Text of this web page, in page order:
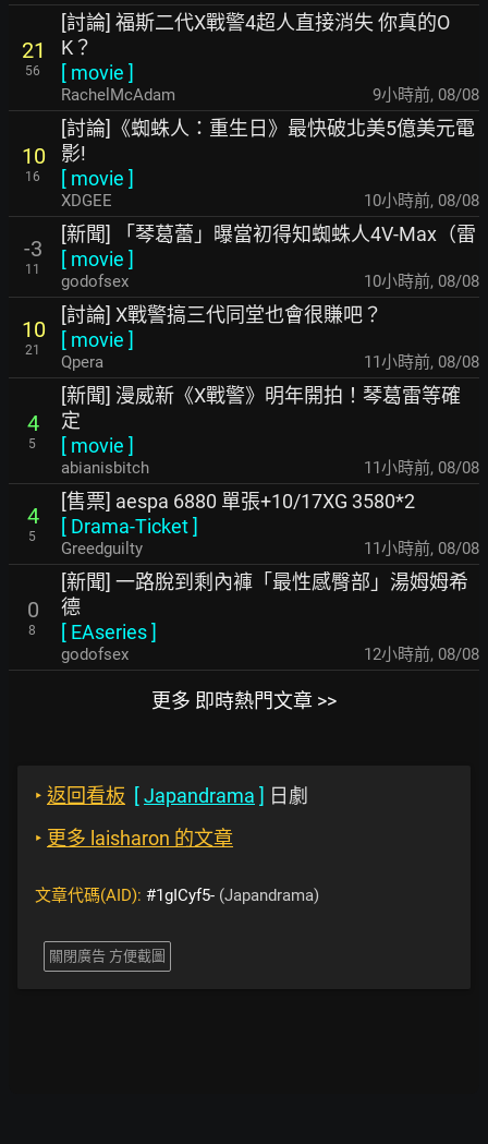
21
56
[討論] 福斯二代X戰警4超人直接消失 你真的O
K？
[ movie ]
RachelMcAdam 9小時前, 08/08
10
16
[討論]《蜘蛛人：重生日》最快破北美5億美元電
影!
[ movie ]
XDGEE 10小時前, 08/08
-3
11
[新聞] 「琴葛蕾」曝當初得知蜘蛛人4V-Max（雷
[ movie ]
godofsex 10小時前, 08/08
10
21
[討論] X戰警搞三代同堂也會很賺吧？
[ movie ]
Qpera 11小時前, 08/08
4
5
[新聞] 漫威新《X戰警》明年開拍！琴葛雷等確
定
[ movie ]
abianisbitch 11小時前, 08/08
4
5
[售票] aespa 6880 單張+10/17XG 3580*2
[ Drama-Ticket]
Greedguilty 11小時前, 08/08
0
8
[新聞] 一路脫到剩內褲「最性感臀部」湯姆姆希
德
[ EAseries]
godofsex 12小時前, 08/08
更多 即時熱門文章 >>
‣ 返回看板 [Japandrama ] 日劇
‣ 更多 laisharon 的文章
文章代碼(AID): #1gICyf5- (Japandrama)
關閉廣告 方便截圖